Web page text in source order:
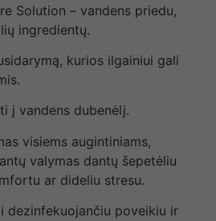
Solution – vandens priedu,
ingredientų.
kurios ilgainiui gali
į vandens dubenėlį.
visiems augintiniams,
valymas dantų šepetėliu
ar dideliu stresu.
dezinfekuojančiu poveikiu ir